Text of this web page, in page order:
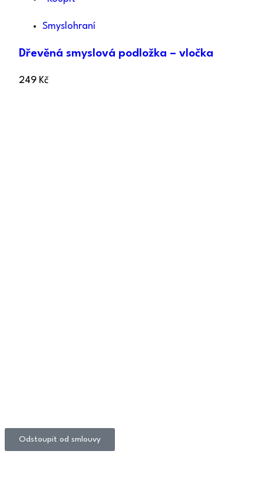
Smyslohraní
Dřevěná smyslová podložka – vločka
249 Kč
Odstoupit od smlouvy